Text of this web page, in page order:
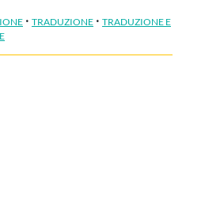
· TRADUZIONE · TRADUZIONE E